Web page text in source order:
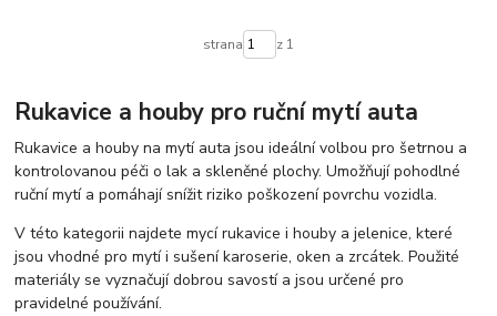
strana z 1
Rukavice a houby pro ruční mytí auta
Rukavice a houby na mytí auta jsou ideální volbou pro šetrnou a
kontrolovanou péči o lak a skleněné plochy. Umožňují pohodlné
ruční mytí a pomáhají snížit riziko poškození povrchu vozidla.
V této kategorii najdete mycí rukavice i houby a jelenice, které
jsou vhodné pro mytí i sušení karoserie, oken a zrcátek. Použité
materiály se vyznačují dobrou savostí a jsou určené pro
pravidelné používání.